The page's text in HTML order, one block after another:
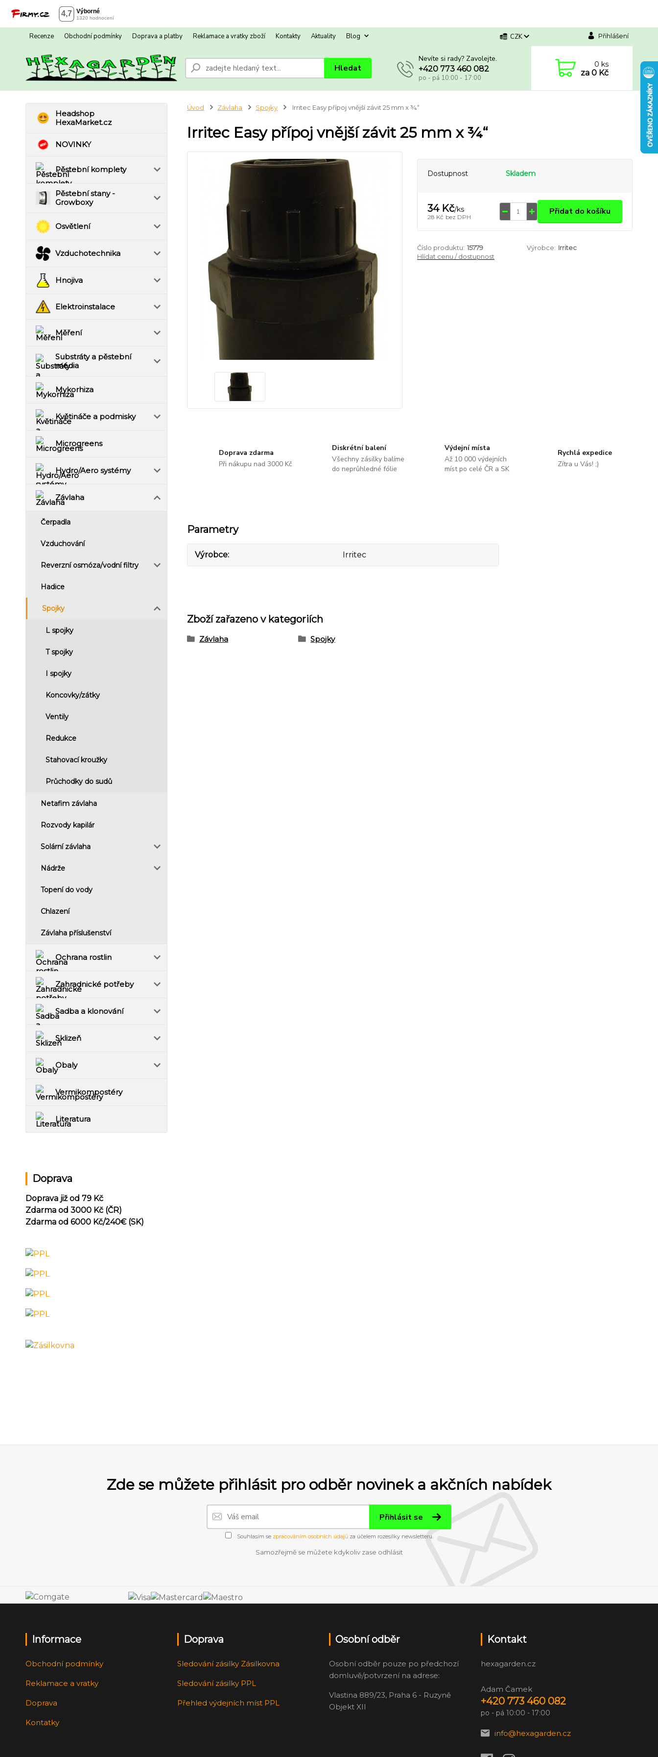
Recenze Obchodní podmínky Doprava a platby Reklamace a vratky zboží Kontakty Aktuality Blog CZK Přihlášení
Hledat
Nevíte si rady? Zavolejte.
+420 773 460 082
po - pá 10:00 - 17:00
0ks
za 0 Kč
Headshop
HexaMarket.cz
NOVINKY
Pěstební komplety
Pěstební stany -
Growboxy
Osvětlení
Vzduchotechnika
Hnojiva
Elektroinstalace
Měření
Substráty a pěstební
média
Mykorhiza
Květináče a podmisky
Microgreens
Hydro/Aero systémy
Závlaha
Čerpadla
Vzduchování
Reverzní osmóza/vodní filtry
Hadice
Spojky
L spojky
T spojky
I spojky
Koncovky/zátky
Ventily
Redukce
Stahovací kroužky
Průchodky do sudů
Netafim závlaha
Rozvody kapilár
Solární závlaha
Nádrže
Topení do vody
Chlazení
Závlaha příslušenství
Ochrana rostlin
Zahradnické potřeby
Sadba a klonování
Sklizeň
Obaly
Vermikompostéry
Literatura
Doprava
Doprava již od 79 Kč
Zdarma od 3000 Kč (ČR)
Zdarma od 6000 Kč/240€ (SK)
Úvod Závlaha Spojky Irritec Easy přípoj vnější závit 25 mm x ¾“
Irritec Easy přípoj vnější závit 25 mm x ¾“
Dostupnost Skladem
34 Kč/ks
28 Kč bez DPH Přidat do košíku
Číslo produktu: 15779 Výrobce: Irritec
Hlídat cenu / dostupnost
Doprava zdarma
Při nákupu nad 3000 Kč
Diskrétní balení
Všechny zásilky balíme
do neprůhledné fólie
Výdejní místa
Až 10 000 výdejních
míst po celé ČR a SK
Rychlá expedice
Zítra u Vás! ;)
Parametry
Výrobce Irritec
Zboží zařazeno v kategoriích
Závlaha Spojky
Zde se můžete přihlásit pro odběr novinek a akčních nabídek
Přihlásit se
Souhlasím se zpracováním osobních údajůza účelem rozesílky newsletteru.
Samozřejmě se můžete kdykoliv zase odhlásit
Informace
Obchodní podmínky
Reklamace a vratky
Doprava
Kontatky
Doprava
Sledování zásilky Zásilkovna
Sledování zásilky PPL
Přehled výdejních míst PPL
Osobní odběr
Osobní odběr pouze po předchozí
domluvě/potvrzení na adrese:
Vlastina 889/23, Praha 6 - Ruzyně
Objekt XII
Kontakt
hexagarden.cz
Adam Čamek
+420 773 460 082
po - pá 10:00 - 17:00
info@hexagarden.cz